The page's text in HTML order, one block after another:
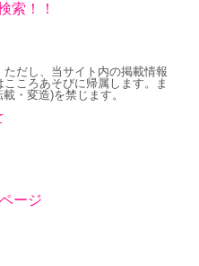
索！！
ただし、当サイト内の掲載情報
ころあそびに帰属します。ま
・変造)を禁じます。
ージ